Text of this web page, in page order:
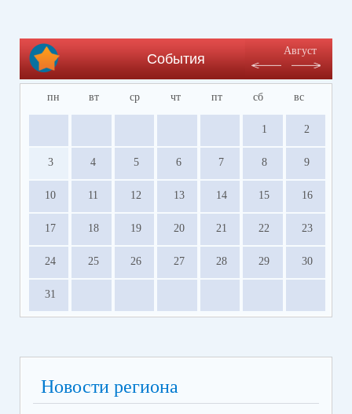
События
Август
пн вт ср чт пт сб вс
1 2
3 4 5 6 7 8 9
10 11 12 13 14 15 16
17 18 19 20 21 22 23
24 25 26 27 28 29 30
31
Новости региона